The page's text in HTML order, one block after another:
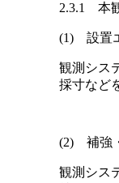
2.3.1 本
(1) 設置
観測シス
採寸など
(2) 補強
観測シス